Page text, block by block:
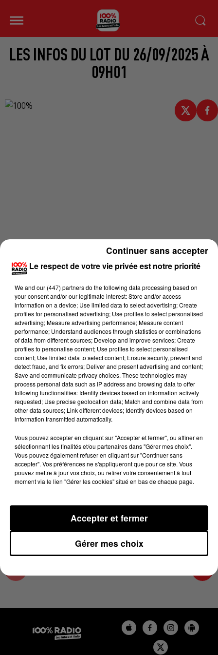
LES INFOS DU LOT DU 26/09/2025 À
09H01
Lecture (4 min 15 sec)
100%
100% Radio les infos du Lot
26 septembre 2025 - 4 min 15 sec
LES INFOS DU LOT DU 26/09/2025 À 09H01
26/09/2025
Le respect de votre vie privée est notre priorité
We and our (447) partnersdo the following data processing based on
your consent and/or our legitimate interest: Store and/or access
information on a device; Use limited data to select advertising; Create
profiles for personalised advertising; Use profiles to select personalised
advertising; Measure advertising performance; Measure content
performance; Understand audiences through statistics or combinations
of data from different sources; Develop and improve services; Create
profiles to personalise content; Use profiles to select personalised
content; Use limited data to select content; Ensure security, prevent and
detect fraud, and fix errors; Deliver and present advertising and content;
Save and communicate privacy choices. These technologies may
process personal data such as IP address and browsing data to offer
following functionalities: Identify devices based on information actively
requested; Use precise geolocation data; Match and combine data from
other data sources; Link different devices; Identify devices based on
information transmitted automatically.
Vous pouvez accepter en cliquant sur "Accepter et fermer", ou affiner en
sélectionnant les finalités et/ou partenaires dans "Gérer mes choix".
Vous pouvez également refuser en cliquant sur "Continuer sans
accepter". Vos préférences ne s'appliqueront que pour ce site. Vous
pouvez mettre à jour vos choix, ou retirer votre consentement à tout
moment via le lien "Gérer les cookies" situé en bas de chaque page.
Gérer mes choix
Accepter et fermer
Continuer sans accepter